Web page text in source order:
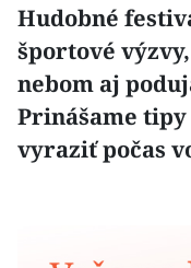
Hudobné
športové
nebom aj
Prinášame
vyraziť počas